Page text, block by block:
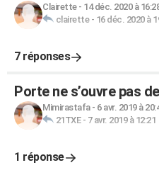
Clairette- 14 déc. 2020 à
clairette- 16 déc. 2020 à
7 réponses
Porte ne s’ouvre pas
Mimirastafa- 6 avr. 2019 à
21TXE- 7 avr. 2019 à 12:21
1 réponse